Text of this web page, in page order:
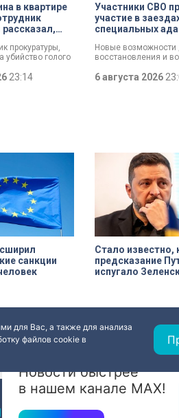
в квартире
прокуратуры,
убийство голого
его на
Два года
23:14
Участники СВО
участие в
специальных
Новые возможности
восстановления и
фонда «СВОй дом» в
встретились с
лично
почувствовать
6 августа 2026
санкции
Стало известно,
предсказание
испугало
Новости быстрее
в нашем канале MAX!
для Вас, а также для анализа
файлов cookie в